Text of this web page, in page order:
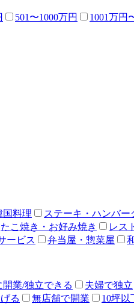
501〜1000万円 1001万円
国料理 ステーキ・ハンバー
たこ焼き・お好み焼き レス
ービス 弁当屋・惣菜屋
業/独立できる 夫婦で独立
る 無店舗で開業 10坪以